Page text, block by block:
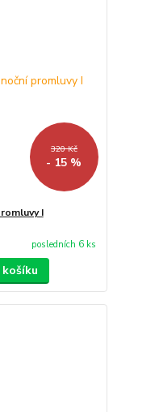
320 Kč
- 15 %
I
posledních 6 ks